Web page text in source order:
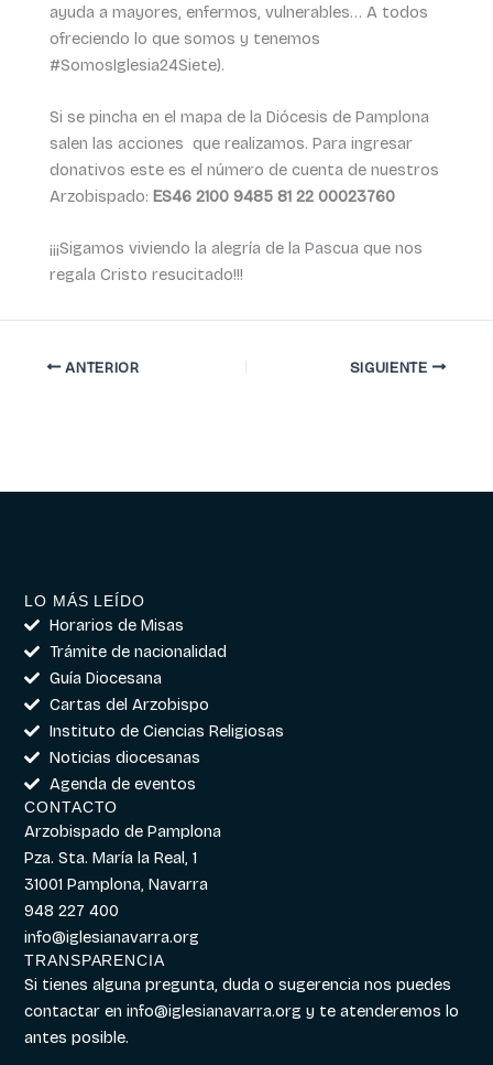
ayuda a mayores, enfermos, vulnerables… A todos
ofreciendo lo que somos y tenemos
#SomosIglesia24Siete).
Si se pincha en el mapa de la Diócesis de Pamplona
salen las acciones que realizamos. Para ingresar
donativos este es el número de cuenta de nuestros
Arzobispado: ES46 2100 9485 81 22 00023760
¡¡¡Sigamos viviendo la alegría de la Pascua que nos
regala Cristo resucitado!!!
ANTERIOR SIGUIENTE
LO MÁS LEÍDO
Horarios de Misas
Trámite de nacionalidad
Guía Diocesana
Cartas del Arzobispo
Instituto de Ciencias Religiosas
Noticias diocesanas
Agenda de eventos
CONTACTO
Arzobispado de Pamplona
Pza. Sta. María la Real, 1
31001 Pamplona, Navarra
948 227 400
info@iglesianavarra.org
TRANSPARENCIA
Si tienes alguna pregunta, duda o sugerencia nos puedes
contactar eninfo@iglesianavarra.org y te atenderemos lo
antes posible.